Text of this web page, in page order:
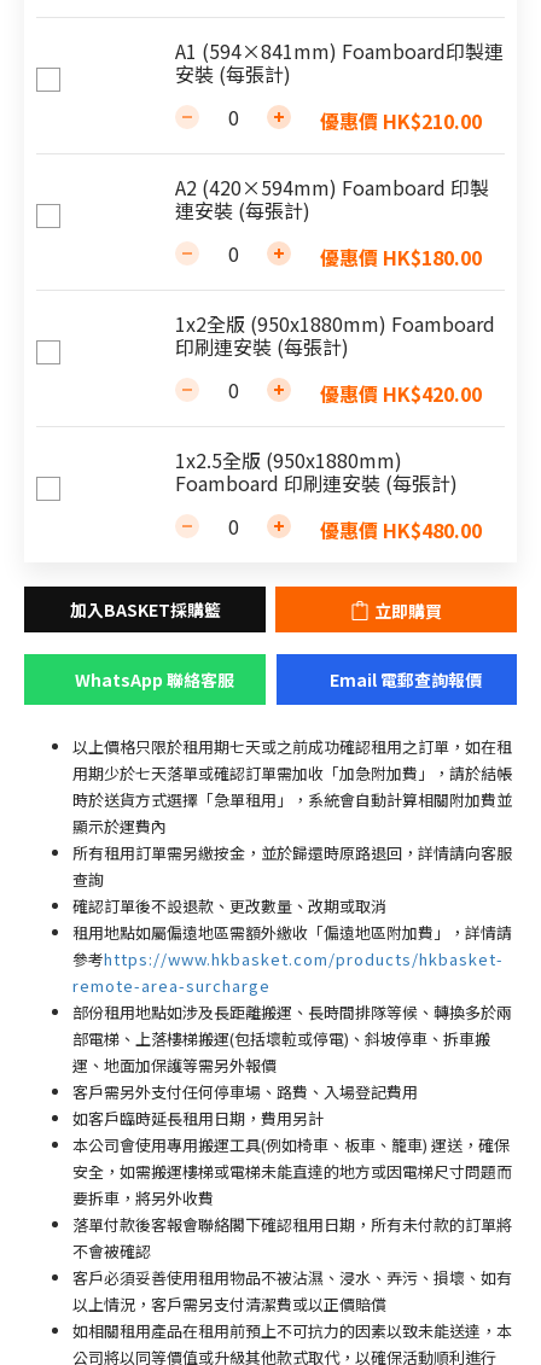
A1 (594×841mm) Foamboard印製連
安裝 (每張計)
優惠價 HK$210.00
A2 (420×594mm) Foamboard 印製
連安裝 (每張計)
優惠價 HK$180.00
1x2全版 (950x1880mm) Foamboard
印刷連安裝 (每張計)
優惠價 HK$420.00
1x2.5全版 (950x1880mm)
Foamboard 印刷連安裝 (每張計)
優惠價 HK$480.00
立即購買
WhatsApp 聯絡客服 Email 電郵查詢報價
以上價格只限於租用期七天或之前成功確認租用之訂單，如在租
用期少於七天落單或確認訂單需加收「加急附加費」，請於結帳
時於送貨方式選擇「急單租用」，系統會自動計算相關附加費並
顯示於運費內
所有租用訂單需另繳按金，並於歸還時原路退回，詳情請向客服
查詢
確認訂單後不設退款、更改數量、改期或取消
租用地點如屬偏遠地區需額外繳收「偏遠地區附加費 」
，詳情請
參考https://www.hkbasket.com/products/hkbasket-
remote-area-surcharge
部份租用地點如涉及長距離搬運、長時間排隊等候、轉換多於兩
部電梯、上落樓梯搬運(包括壞𨋢或停電)、斜坡停車、拆車搬
運、地面加保護等需另外報價
客戶需另外支付任何停車場 、路費、入場登記費用
如客戶臨時延長租用日期，費用另計
本公司會使用專用搬運工具(例如椅車、板車、籠車) 運送，確保
安全，如需搬運樓梯或電梯未能直達的地方或因電梯尺寸問題而
要拆車，將另外收費
落單付款後客報會聯絡閣下確認租用日期，所有未付款的訂單將
不會被確認
客戶必須妥善使用租用物品不被沾濕、浸水、弄污、損壞、如有
以上情況，客戶需另支付清潔費或以正價賠償
如相關租用產品在租用前預上不可抗力的因素以致未能送達，本
公司將以同等價值或升級其他款式取代，以確保活動順利進行